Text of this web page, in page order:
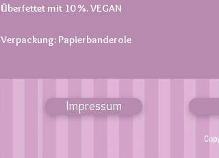
Überfettet mit 10 %. VEGAN
Verpackung: Papierbanderole
Impressum